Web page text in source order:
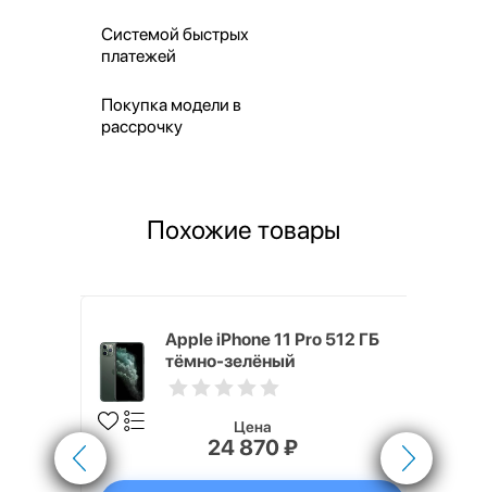
Системой быстрых
платежей
Покупка модели в
рассрочку
Похожие товары
Apple iPhone 11 Pro 512 ГБ
тёмно-зелёный
Цена
24 870 ₽